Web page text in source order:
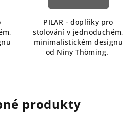
PILAR - doplňky pro
stolování v jednoduchém,
minimalistickém designu
od Niny Thöming.
produkty